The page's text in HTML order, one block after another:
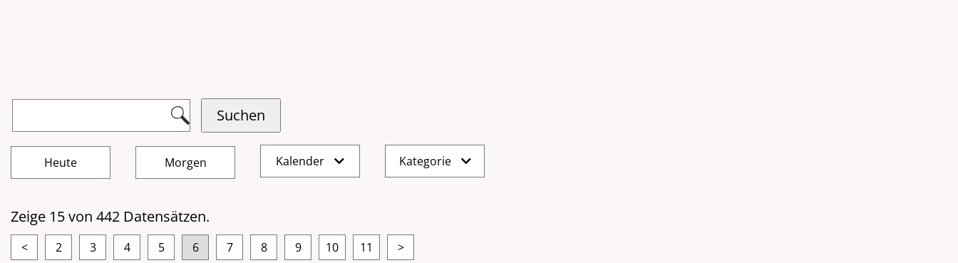
Kalender Kategorie
Zeige 15 von 442 Datensätzen.
< 2 3 4 5 6 7 8 9 10 11 >